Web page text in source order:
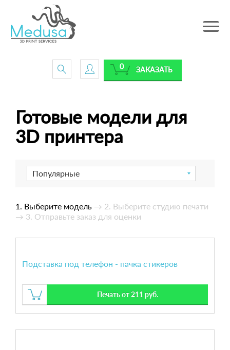
Toggle
ЗАКАЗАТЬ
0
Готовые модели для
3D принтера
Популярные
1. Выберите модель → 2. Выберите студию печати
→ 3. Отправьте заказ для оценки
Подставка под телефон - пачка стикеров
Печать от 211 руб.